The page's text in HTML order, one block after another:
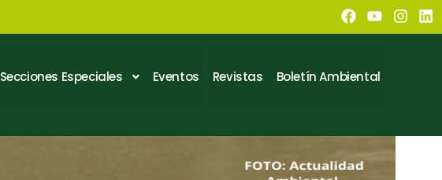
Secciones Especiales Eventos Revistas Boletín Ambiental